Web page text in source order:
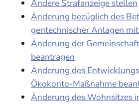
Andere Strafanzeige stellen
Änderung bezüglich des
gentechnischer Anlagen
Änderung der
beantragen
Änderung des
Ökokonto-Maßnahme
Änderung des Wohnsitzes